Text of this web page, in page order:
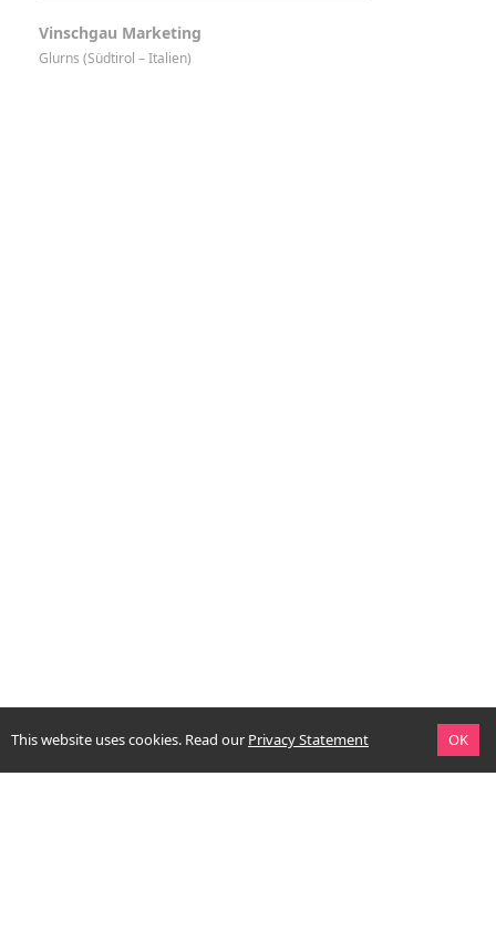
Vinschgau Marketing
Glurns (Südtirol – Italien)
This website uses cookies. Read our Privacy Statement OK